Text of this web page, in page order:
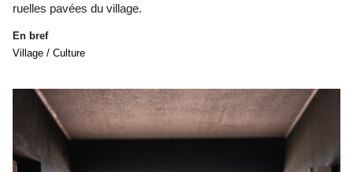
ruelles pavées du village.
En bref
Village / Culture